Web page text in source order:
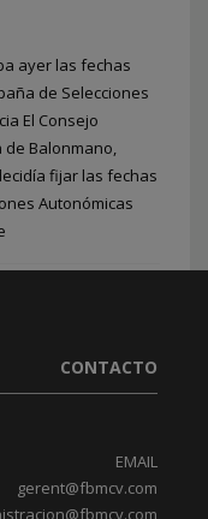
ayer las fechas
de Selecciones
El Consejo
de Balonmano,
fijar las fechas
Autonómicas
CONTACTO
EMAIL
gerent@fbmcv.com